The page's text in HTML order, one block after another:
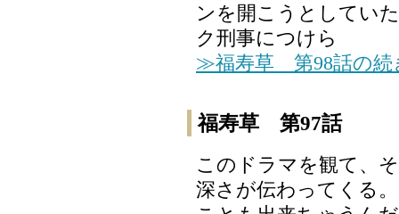
ンを開こうとしてい
ク刑事につけら
≫福寿草 第98話の続
福寿草 第97話
このドラマを観て、
深さが伝わってくる